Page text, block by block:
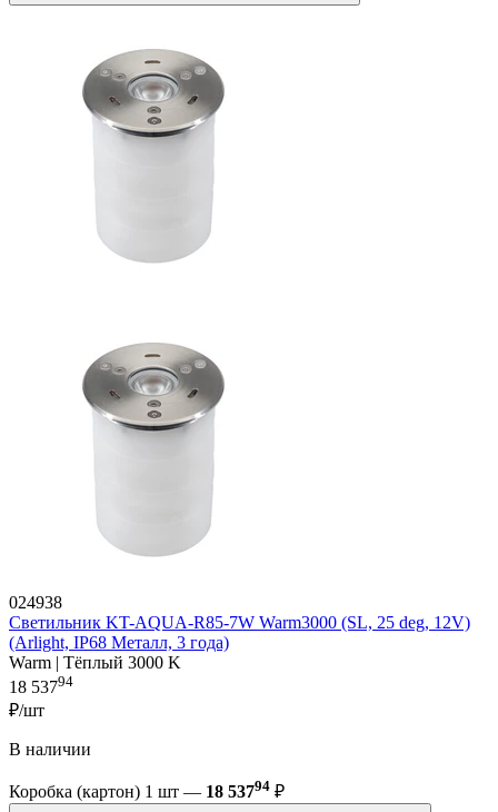
024938
Светильник KT-AQUA-R85-7W Warm3000 (SL, 25 deg, 12V)
(Arlight, IP68 Металл, 3 года)
Warm | Тёплый 3000 K
18 53794
₽/шт
В наличии
Коробка (картон) 1 шт — 18 53794 ₽